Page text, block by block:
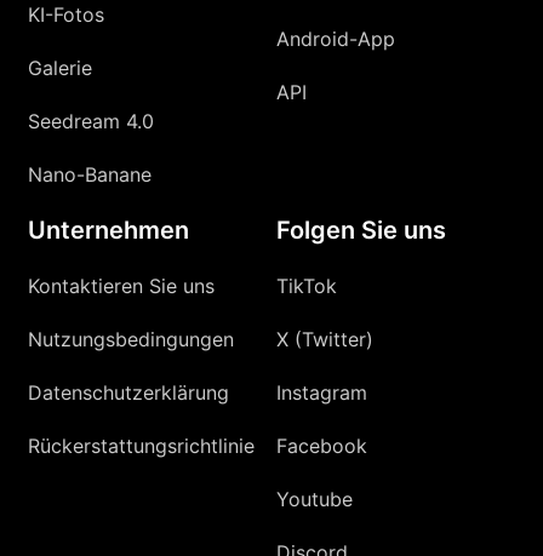
KI-Fotos
Galerie
Seedream 4.0
Nano-Banane
Android-App
API
Unternehmen
Kontaktieren Sie uns
Nutzungsbedingungen
Datenschutzerklärung
Rückerstattungsrichtlinie
Folgen Sie uns
TikTok
X (Twitter)
Instagram
Facebook
Youtube